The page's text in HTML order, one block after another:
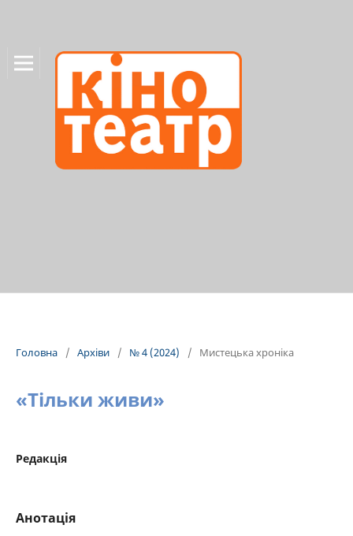
Головна / Архіви / № 4 (2024) / Мистецька хроніка
«Тільки живи»
Редакція
Анотація